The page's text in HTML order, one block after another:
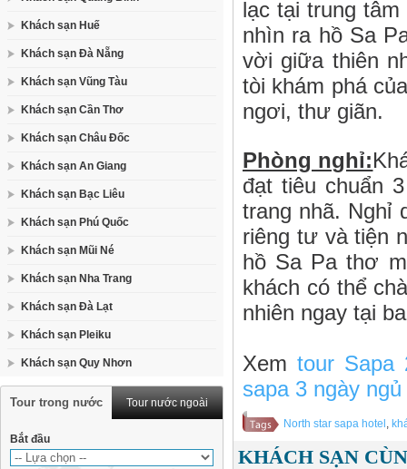
Khách sạn Huế
Khách sạn Đà Nẵng
Khách sạn Vũng Tàu
Khách sạn Cần Thơ
Khách sạn Châu Đốc
Khách sạn An Giang
Khách sạn Bạc Liêu
Khách sạn Phú Quốc
Khách sạn Mũi Né
Khách sạn Nha Trang
Khách sạn Đà Lạt
Khách sạn Pleiku
Khách sạn Quy Nhơn
Tour trong nước Tour nước ngoài
Bắt đầu
lạc tại trung
nhìn ra hồ Sa
vời giữa thiên
tòi khám phá
ngơi, thư giãn.
Phòng nghỉ:
đạt tiêu chuẩn
trang nhã. Nghỉ
riêng tư và tiện
hồ Sa Pa thơ
khách có thể
nhiên ngay tại
Xemtour Sapa
sapa 3 ngày
North star sapa hotel ,
KHÁCH SẠN